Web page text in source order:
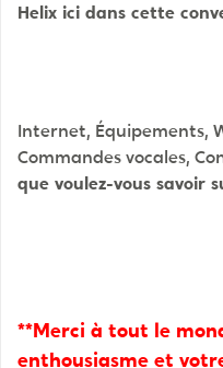
Helix ici dans cette
Internet, Équipements,
Commandes vocales,
que voulez-vous savoir
**Merci à tout le
enthousiasme et